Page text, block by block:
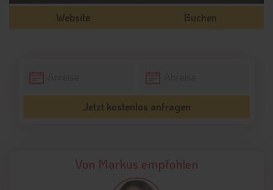
Website Buchen
Jetzt kostenlos anfragen
Von Markus empfohlen